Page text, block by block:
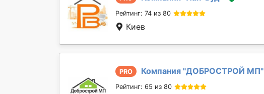
Рейтинг: 74 из 80
Киев
PRO Компания "ДОБРОСТРОЙ МП"
Рейтинг: 65 из 80